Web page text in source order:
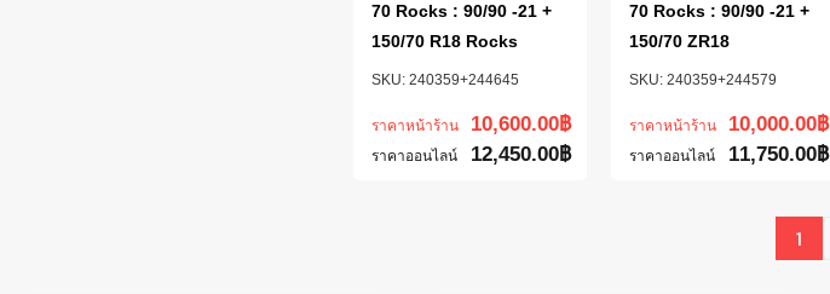
240359+244645
70 Rocks : 90/90 -21 +
150/70 R18 Rocks
ราคาหน้าร้าน 10,600.00฿
ราคาออนไลน์ 12,450.00฿
240359+244579
70 Rocks : 90/90 -21 +
150/70 ZR18
ราคาหน้าร้าน 10,000.00฿
ราคาออนไลน์ 11,750.00฿
1